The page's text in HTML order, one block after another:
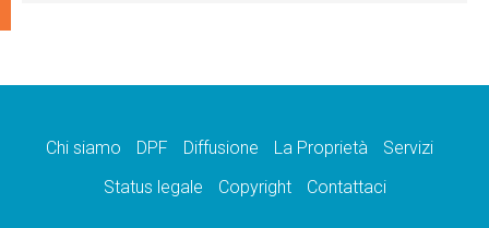
Chi siamo DPF Diffusione La Proprietà
Servizi
Status legale
Copyright Contattaci